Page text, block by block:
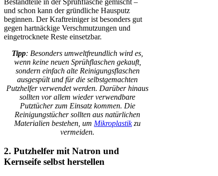
Bestandteile in der Sprühflasche gemischt –
und schon kann der gründliche Hausputz
beginnen. Der Kraftreiniger ist besonders gut
gegen hartnäckige Verschmutzungen und
eingetrocknete Reste einsetzbar.
Tipp: Besonders umweltfreundlich wird es,
wenn keine neuen Sprühflaschen gekauft,
sondern einfach alte Reinigungsflaschen
ausgespült und für die selbstgemachten
Putzhelfer verwendet werden. Darüber hinaus
sollten vor allem wieder verwendbare
Putztücher zum Einsatz kommen. Die
Reinigungstücher sollten aus natürlichen
Materialien bestehen, um Mikroplastikzu
vermeiden.
2. Putzhelfer mit Natron und
Kernseife selbst herstellen